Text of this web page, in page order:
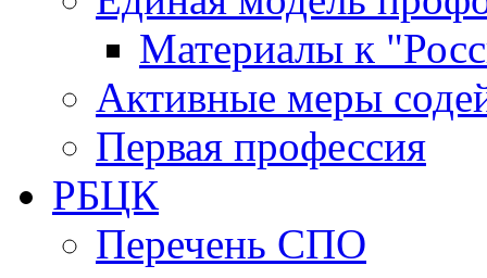
Материалы к
Активные меры
Первая профессия
РБЦК
Перечень СПО